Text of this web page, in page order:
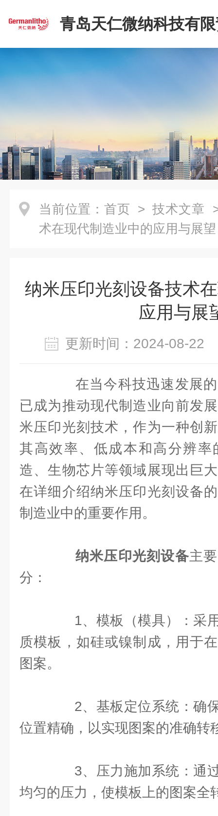
青岛天仁微纳科技有
司
当前位置： 首页 > 技术文章
术在现代制造业中的应用与展望
纳米压印光刻设备技术
应用与展
更新时间：2024-08-
在当今科技迅速发展的
已成为推动现代制造业向前发
米压印光刻技术，作为一种创
其高效率、低成本和高分辨率
造、生物芯片等领域展现出巨
在详细介绍纳米压印光刻设备
制造业中的重要作用。
纳米压印光刻设备主
分：
1、模板（模具）：采用
质模板，如硅或镍制成，用于
图案。
2、基板定位系统：确保
位置精确，以实现图案的准确转
3、压力施加系统：通过
均匀的压力，使模板上的图案全